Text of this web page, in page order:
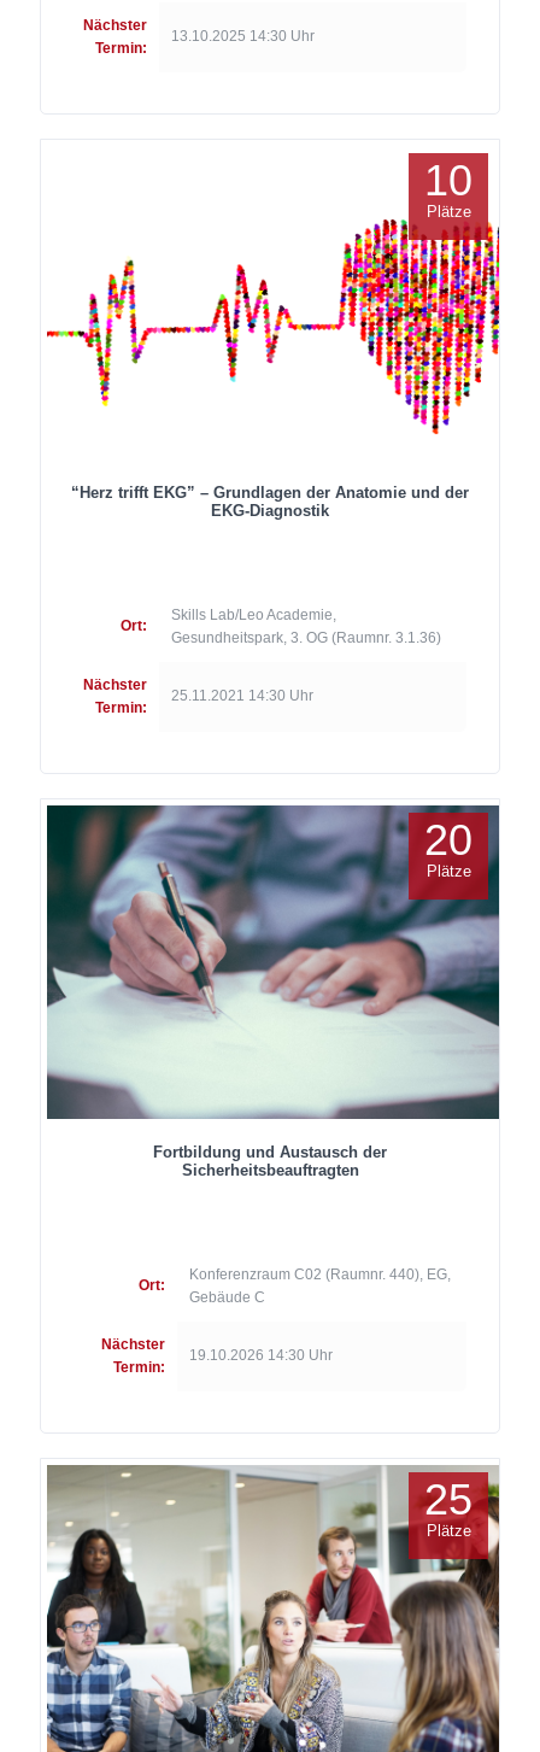
Nächster
Termin:
13.10.2025 14:30 Uhr
“Herz trifft EKG” – Grundlagen der Anatomie und der
EKG-Diagnostik
Ort:
Skills Lab/Leo Academie,
Gesundheitspark, 3. OG (Raumnr. 3.1.36)
Nächster
Termin:
25.11.2021 14:30 Uhr
10
Plätze
Fortbildung und Austausch der
Sicherheitsbeauftragten
Ort:
Konferenzraum C02 (Raumnr. 440), EG,
Gebäude C
Nächster
Termin:
19.10.2026 14:30 Uhr
20
Plätze
25
Plätze